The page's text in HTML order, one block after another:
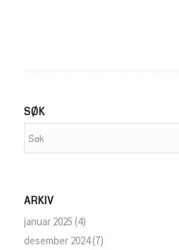
SØK
ARKIV
januar 2025 (4)
desember 2024(7)